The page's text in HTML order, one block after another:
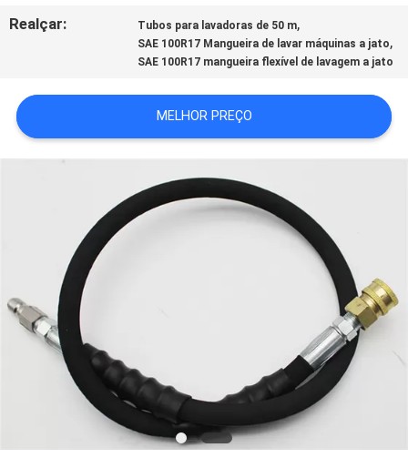
NOTÍCIA
PEÇA
UMAS
CITAÇÕES
PRIVACY
POLICY
Realçar: Tubos para lavadoras de 50 m,
SAE 100R17 Mangueira de lavar máquinas a jato,
SAE 100R17 mangueira flexível de lavagem a jato
MELHOR PREÇO